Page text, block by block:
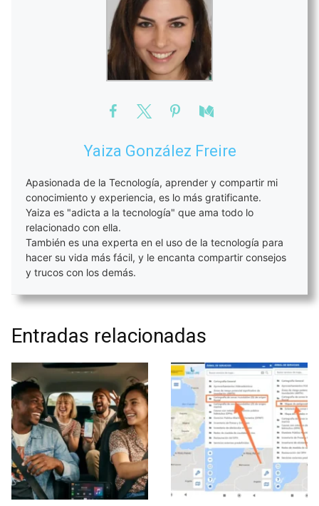
Yaiza González Freire
Apasionada de la Tecnología, aprender y compartir mi
conocimiento y experiencia, es lo más gratificante.
Yaiza es "adicta a la tecnología" que ama todo lo
relacionado con ella.
También es una experta en el uso de la tecnología para
hacer su vida más fácil, y le encanta compartir consejos
y trucos con los demás.
Entradas relacionadas